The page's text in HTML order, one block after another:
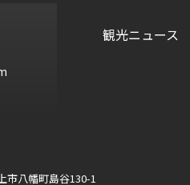
観光ニュース
八幡町島谷130-1